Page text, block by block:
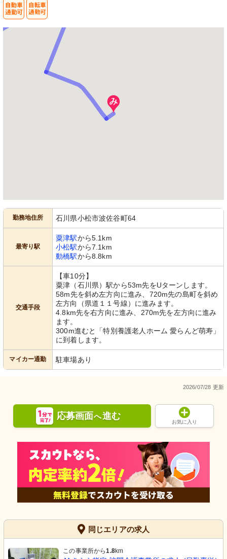
勤務地住所 石川県小松市波佐谷町64
最寄り駅
粟津駅から5.1km
小松駅から7.1km
動橋駅から8.8km
交通手段
【車10分】
粟津（石川県）駅から53m先をUターンします。
58m先を斜め左方向に進み、720m先の島町を斜め
左方向（県道１１号線）に進みます。
4.8km先を右方向に進み、270m先を左方向に進み
ます。
300m進むと「特別養護老人ホーム 愛らんど萌寿」
に到着します。
マイカー通勤 駐車場あり
2026/07/28 更新
応募画面へ進む
お気に入り
同じエリアの求人
この事業所から1.8km